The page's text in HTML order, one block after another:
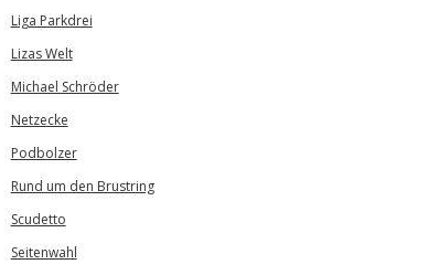
Liga Parkdrei
Lizas Welt
Michael Schröder
Netzecke
Podbolzer
Rund um den Brustring
Scudetto
Seitenwahl